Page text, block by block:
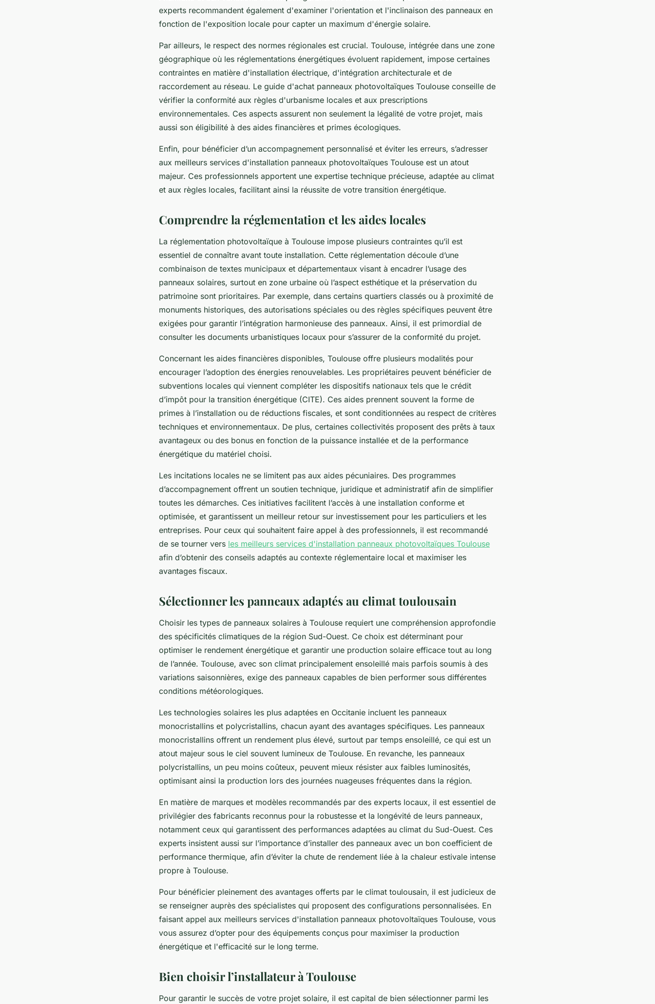
experts recommandent également d'examiner l'orientation et l'inclinaison des panneaux en
fonction de l'exposition locale pour capter un maximum d'énergie solaire.
Par ailleurs, le respect des normes régionales est crucial. Toulouse, intégrée dans une zone
géographique où les réglementations énergétiques évoluent rapidement, impose certaines
contraintes en matière d'installation électrique, d'intégration architecturale et de
raccordement au réseau. Le guide d'achat panneaux photovoltaïques Toulouse conseille de
vérifier la conformité aux règles d'urbanisme locales et aux prescriptions
environnementales. Ces aspects assurent non seulement la légalité de votre projet, mais
aussi son éligibilité à des aides financières et primes écologiques.
Enfin, pour bénéficier d’un accompagnement personnalisé et éviter les erreurs, s’adresser
aux meilleurs services d'installation panneaux photovoltaïques Toulouse est un atout
majeur. Ces professionnels apportent une expertise technique précieuse, adaptée au climat
et aux règles locales, facilitant ainsi la réussite de votre transition énergétique.
Comprendre la réglementation et les aides locales
La réglementation photovoltaïque à Toulouse impose plusieurs contraintes qu’il est
essentiel de connaître avant toute installation. Cette réglementation découle d’une
combinaison de textes municipaux et départementaux visant à encadrer l’usage des
panneaux solaires, surtout en zone urbaine où l’aspect esthétique et la préservation du
patrimoine sont prioritaires. Par exemple, dans certains quartiers classés ou à proximité de
monuments historiques, des autorisations spéciales ou des règles spécifiques peuvent être
exigées pour garantir l’intégration harmonieuse des panneaux. Ainsi, il est primordial de
consulter les documents urbanistiques locaux pour s’assurer de la conformité du projet.
Concernant les aides financières disponibles, Toulouse offre plusieurs modalités pour
encourager l’adoption des énergies renouvelables. Les propriétaires peuvent bénéficier de
subventions locales qui viennent compléter les dispositifs nationaux tels que le crédit
d’impôt pour la transition énergétique (CITE). Ces aides prennent souvent la forme de
primes à l’installation ou de réductions fiscales, et sont conditionnées au respect de critères
techniques et environnementaux. De plus, certaines collectivités proposent des prêts à taux
avantageux ou des bonus en fonction de la puissance installée et de la performance
énergétique du matériel choisi.
Les incitations locales ne se limitent pas aux aides pécuniaires. Des programmes
d’accompagnement offrent un soutien technique, juridique et administratif afin de simplifier
toutes les démarches. Ces initiatives facilitent l’accès à une installation conforme et
optimisée, et garantissent un meilleur retour sur investissement pour les particuliers et les
entreprises. Pour ceux qui souhaitent faire appel à des professionnels, il est recommandé
de se tourner vers les meilleurs services d'installation panneaux photovoltaïques Toulouse
afin d’obtenir des conseils adaptés au contexte réglementaire local et maximiser les
avantages fiscaux.
Sélectionner les panneaux adaptés au climat toulousain
Choisir les types de panneaux solaires à Toulouse requiert une compréhension approfondie
des spécificités climatiques de la région Sud-Ouest. Ce choix est déterminant pour
optimiser le rendement énergétique et garantir une production solaire efficace tout au long
de l’année. Toulouse, avec son climat principalement ensoleillé mais parfois soumis à des
variations saisonnières, exige des panneaux capables de bien performer sous différentes
conditions météorologiques.
Les technologies solaires les plus adaptées en Occitanie incluent les panneaux
monocristallins et polycristallins, chacun ayant des avantages spécifiques. Les panneaux
monocristallins offrent un rendement plus élevé, surtout par temps ensoleillé, ce qui est un
atout majeur sous le ciel souvent lumineux de Toulouse. En revanche, les panneaux
polycristallins, un peu moins coûteux, peuvent mieux résister aux faibles luminosités,
optimisant ainsi la production lors des journées nuageuses fréquentes dans la région.
En matière de marques et modèles recommandés par des experts locaux, il est essentiel de
privilégier des fabricants reconnus pour la robustesse et la longévité de leurs panneaux,
notamment ceux qui garantissent des performances adaptées au climat du Sud-Ouest. Ces
experts insistent aussi sur l’importance d’installer des panneaux avec un bon coefficient de
performance thermique, afin d’éviter la chute de rendement liée à la chaleur estivale intense
propre à Toulouse.
Pour bénéficier pleinement des avantages offerts par le climat toulousain, il est judicieux de
se renseigner auprès des spécialistes qui proposent des configurations personnalisées. En
faisant appel aux meilleurs services d'installation panneaux photovoltaïques Toulouse, vous
vous assurez d’opter pour des équipements conçus pour maximiser la production
énergétique et l'efficacité sur le long terme.
Bien choisir l’installateur à Toulouse
Pour garantir le succès de votre projet solaire, il est capital de bien sélectionner parmi les